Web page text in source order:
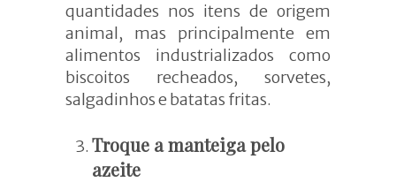
quantidades nos itens de origem
animal, mas principalmente em
alimentos industrializados como
biscoitos recheados, sorvetes,
salgadinhos e batatas fritas.
Troque a manteiga pelo
azeite